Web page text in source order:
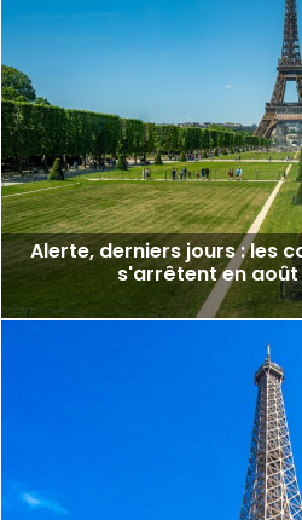
Alerte, derniers jours : les
s'arrêtent en août